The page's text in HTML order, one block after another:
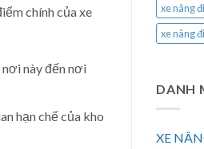
chính của xe
này đến nơi
hạn chế của kho
xe nâng
xe nâng
DANH
XE